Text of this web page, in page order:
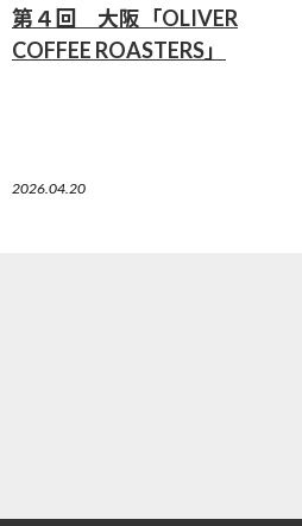
第４回 大阪「OLIVER
COFFEE ROASTERS」
2026.04.20